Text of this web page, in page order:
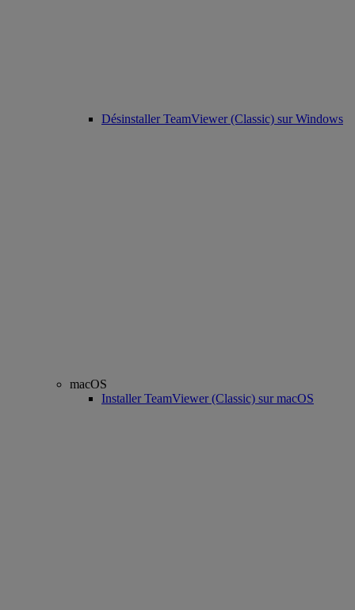
Désinstaller TeamViewer (Classic) sur Windows
macOS
Installer TeamViewer (Classic) sur macOS